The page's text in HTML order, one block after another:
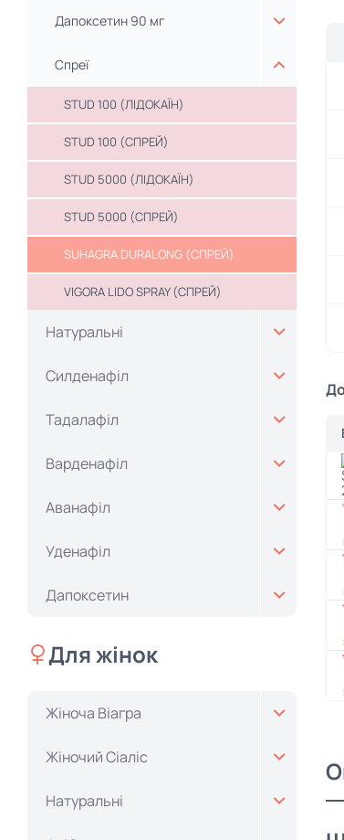
Дапоксетин 90 мг
Спреї
STUD 100 (ЛІДОКАЇН)
STUD 100 (СПРЕЙ)
STUD 5000 (ЛІДОКАЇН)
STUD 5000 (СПРЕЙ)
SUHAGRA DURALONG (СПРЕЙ)
VIGORA LIDO SPRAY (СПРЕЙ)
Натуральні
Силденафіл
Тадалафіл
Варденафіл
Аванафіл
Уденафіл
Дапоксетин
Для жінок
Жіноча Віагра
Жіночий Cіаліс
Натуральні